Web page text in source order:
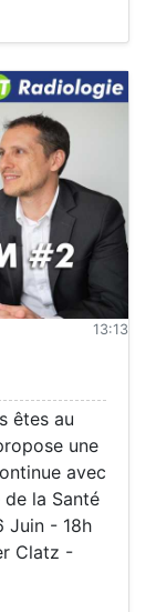
13:13
êtes au
une
avec
la Santé
Juin - 18h
Clatz -